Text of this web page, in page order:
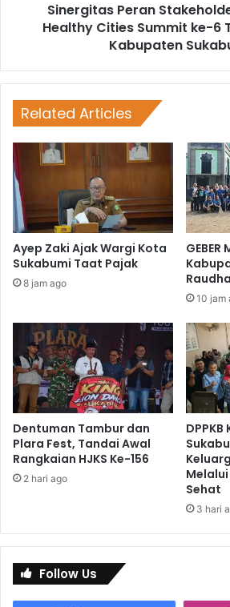
Sinergitas Peran
Healthy Cities Summit ke-6
Kabupaten
Related Articles
Ayep Zaki Ajak Wargi Kota
Sukabumi Taat Pajak
8 jam ago
10 jam
Dentuman Tambur dan
Plara Fest, Tandai Awal
Rangkaian HJKS Ke-156
2 hari ago
Sehat
3 hari
Follow Us